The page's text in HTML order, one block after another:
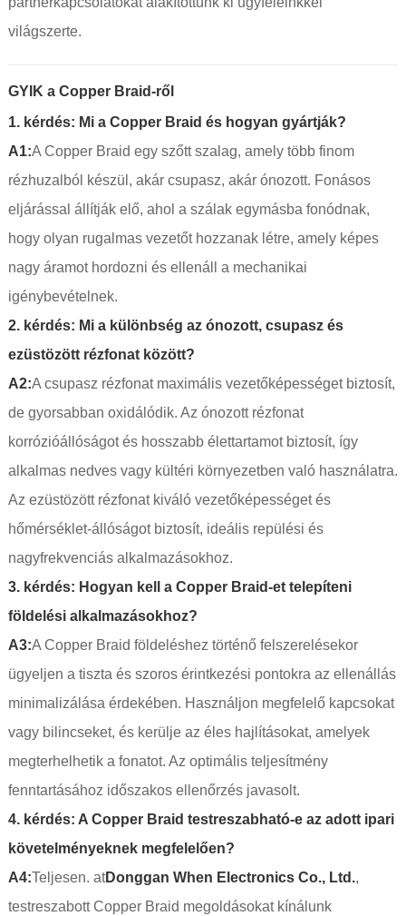
világszerte.
GYIK a Copper Braid-ről
1. kérdés: Mi a Copper Braid és hogyan gyártják?
A1:A Copper Braid egy szőtt szalag, amely több finom
rézhuzalból készül, akár csupasz, akár ónozott. Fonásos
eljárással állítják elő, ahol a szálak egymásba fonódnak,
hogy olyan rugalmas vezetőt hozzanak létre, amely képes
nagy áramot hordozni és ellenáll a mechanikai
igénybevételnek.
2. kérdés: Mi a különbség az ónozott, csupasz és
ezüstözött rézfonat között?
A2:A csupasz rézfonat maximális vezetőképességet biztosít,
de gyorsabban oxidálódik. Az ónozott rézfonat
korrózióállóságot és hosszabb élettartamot biztosít, így
alkalmas nedves vagy kültéri környezetben való használatra.
Az ezüstözött rézfonat kiváló vezetőképességet és
hőmérséklet-állóságot biztosít, ideális repülési és
nagyfrekvenciás alkalmazásokhoz.
3. kérdés: Hogyan kell a Copper Braid-et telepíteni
földelési alkalmazásokhoz?
A3:A Copper Braid földeléshez történő felszerelésekor
ügyeljen a tiszta és szoros érintkezési pontokra az ellenállás
minimalizálása érdekében. Használjon megfelelő kapcsokat
vagy bilincseket, és kerülje az éles hajlításokat, amelyek
megterhelhetik a fonatot. Az optimális teljesítmény
fenntartásához időszakos ellenőrzés javasolt.
4. kérdés: A Copper Braid testreszabható-e az adott ipari
követelményeknek megfelelően?
A4:Teljesen. atDonggan When Electronics Co., Ltd.,
testreszabott Copper Braid megoldásokat kínálunk